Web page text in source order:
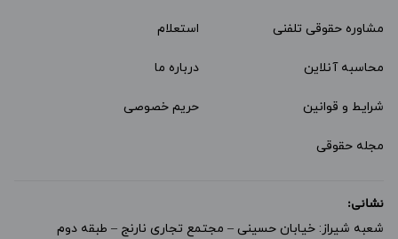
مشاوره حقوقی تلفنی استعلام
محاسبه آنلاین درباره ما
شرایط و قوانین حریم خصوصی
مجله حقوقی
نشانی:
شعبه شیراز: خیابان حسینی – مجتمع تجاری نارنج – طبقه دوم